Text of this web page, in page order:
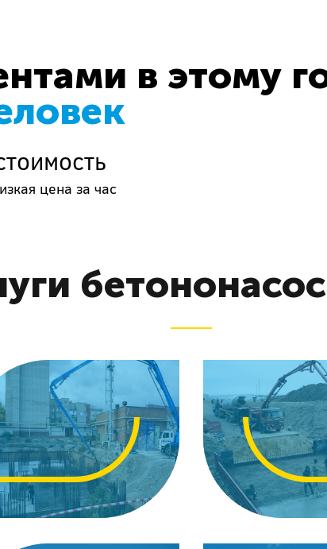
в этому
цена за час